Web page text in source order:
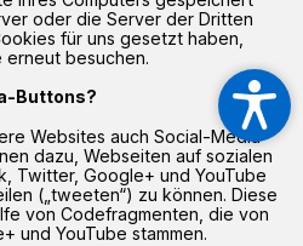
oder die Server der Dritten
für uns gesetzt haben,
erneut besuchen.
Buttons?
Websites auch Social-Media-
dazu, Webseiten auf sozialen
Twitter, Google+ und YouTube
(„tweeten“) zu können. Diese
von Codefragmenten, die von
und YouTube stammen.